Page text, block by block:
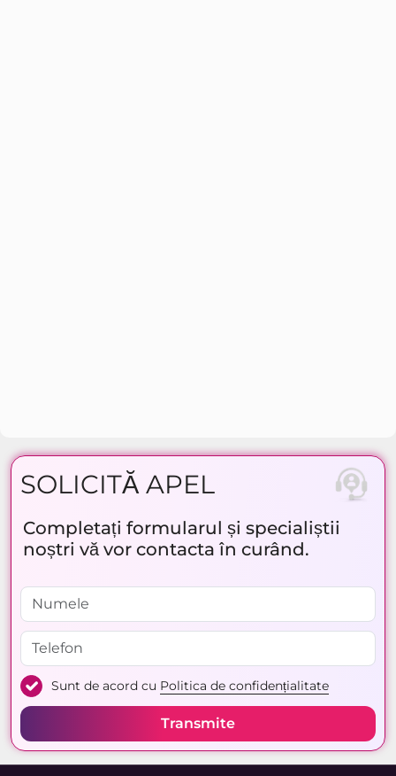
SOLICITĂ APEL
Completați formularul și specialiștii
noștri vă vor contacta în curând.
Sunt de acord cu Politica de confidențialitate
Transmite